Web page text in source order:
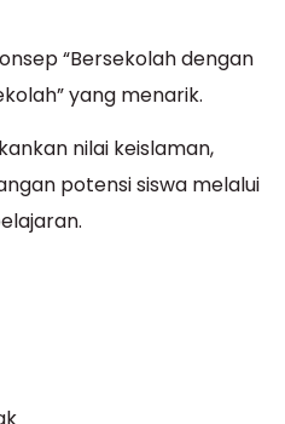
“Bersekolah dengan
yang menarik.
nilai keislaman,
potensi siswa melalui